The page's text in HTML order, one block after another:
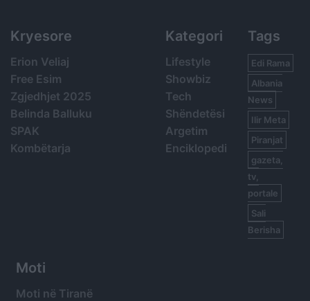
Kryesore
Erion Veliaj
Free Esim
Zgjedhjet 2025
Belinda Balluku
SPAK
Kombëtarja
Kategori
Lifestyle
Showbiz
Tech
Shëndetësi
Argetim
Enciklopedi
Tags
Edi Rama
Albania
News
Ilir Meta
Piranjat
gazeta,
tv,
portale
Sali
Berisha
Moti
Moti në Tiranë